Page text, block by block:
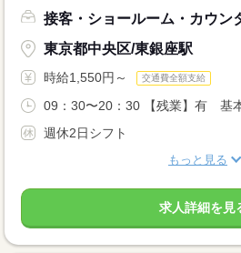
接客・ショールーム・カウン
東京都中央区/東銀座駅
時給1,550円～ 交通費全額支給
09：30〜20：30 【残業】有 基
週休2日シフト
もっと見る
求人詳細を見